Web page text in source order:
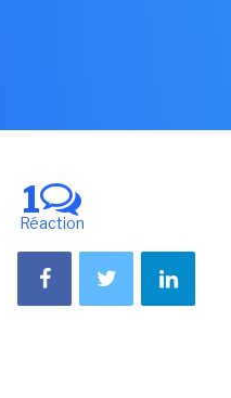
1
Réaction